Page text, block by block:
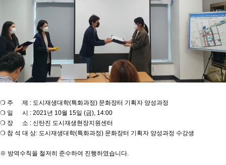
❍ 주 제 : 도시재생대학(특화과정) 문화장터 기획자 양성과정
❍ 일 시 : 2021년 10월 15일 (금), 14:00
❍ 장 소 : 신탄진 도시재생현장지원센터
❍ 참 석 대 상: 도시재생대학(특화과정) 문화장터 기획자 양성과정 수강생
※ 방역수칙을 철저히 준수하여 진행하였습니다.